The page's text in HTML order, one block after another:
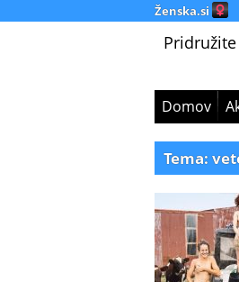
Ženska.si
Domov
Tema: